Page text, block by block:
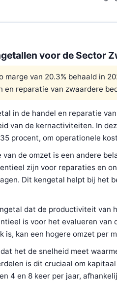
voor de Sector
marge van 20.3% behaald in
reparatie van zwaardere
in de handel en reparatie
van de kernactiviteiten. In
procent, om operationele
de omzet is een andere
zijn voor reparaties en
Dit kengetal helpt bij het
dat de productiviteit van
is voor het evalueren
kan een hogere omzet per
het de snelheid meet
is dit cruciaal om
4 en 8 keer per jaar,